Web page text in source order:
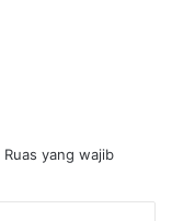
Ruas yang wajib